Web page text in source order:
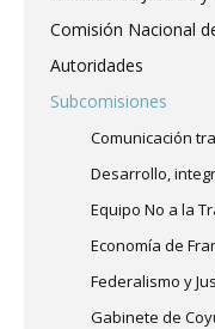
Comisión Nacional
Autoridades
Subcomisiones
Comunicación
Desarrollo,
Equipo No a la
Economía de
Federalismo y
Gabinete de